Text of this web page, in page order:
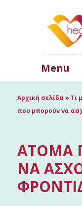
Menu
Αρχική σελίδα » Τι
που μπορούν να
ΆΤΟΜΑ
ΝΑ